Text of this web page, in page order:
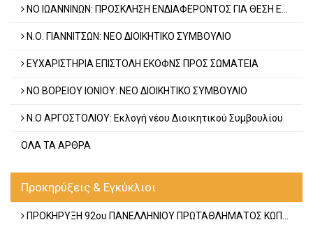
ΝΟ ΙΩΑΝΝΙΝΩΝ: ΠΡΟΣΚΛΗΣΗ ΕΝΔΙΑΦΕΡΟΝΤΟΣ ΓΙΑ ΘΕΣΗ ΕΛΛΗΝΑ ΠΡΟΠΟΝΗΤΗ
Ν.Ο. ΓΙΑΝΝΙΤΣΩΝ: ΝΕΟ ΔΙΟΙΚΗΤΙΚΟ ΣΥΜΒΟΥΛΙΟ
ΕΥΧΑΡΙΣΤΗΡΙΑ ΕΠΙΣΤΟΛΗ ΕΚΟΦΝΣ ΠΡΟΣ ΣΩΜΑΤΕΙΑ
NO BOΡΕΙΟΥ ΙΟΝΙΟΥ: ΝΕΟ ΔΙΟΙΚΗΤΙΚΟ ΣΥΜΒΟΥΛΙΟ
Ν.Ο ΑΡΓΟΣΤΟΛΙΟΥ: Εκλογή νέου Διοικητικού Συμβουλίου
ΟΛΑ ΤΑ ΑΡΘΡΑ
Προκηρύξεις & Εγκύκλιοι
ΠΡΟΚΗΡΥΞΗ 92ου ΠΑΝΕΛΛΗΝΙΟΥ ΠΡΩΤΑΘΛΗΜΑΤΟΣ ΚΩΠΗΛΑΣΙΑΣ 2026